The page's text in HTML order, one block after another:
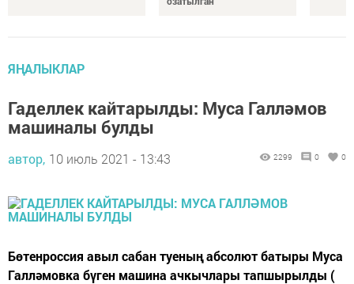
ЯҢАЛЫКЛАР
Гаделлек кайтарылды: Муса Галләмов
машиналы булды
автор, 10 июль 2021 - 13:43 2299 0 0
Бөтенроссия авыл сабан туеның абсолют батыры Муса
Галләмовка бүген машина ачкычлары тапшырылды (